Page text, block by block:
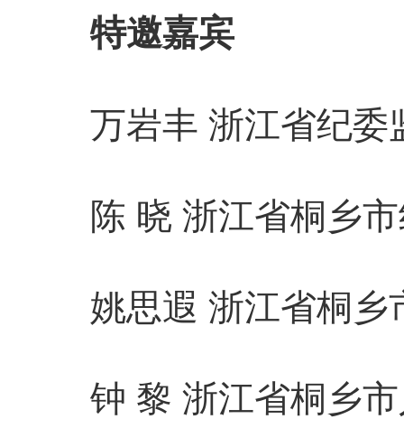
特邀嘉宾
万岩丰 浙江省纪委
陈 晓 浙江省桐乡市
姚思遐 浙江省桐乡
钟 黎 浙江省桐乡市